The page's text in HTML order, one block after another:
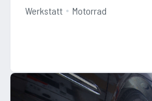
Werkstatt Motorrad